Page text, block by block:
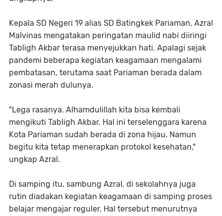
Kepala SD Negeri 19 alias SD Batingkek Pariaman, Azral
Malvinas mengatakan peringatan maulid nabi diiringi
Tabligh Akbar terasa menyejukkan hati. Apalagi sejak
pandemi beberapa kegiatan keagamaan mengalami
pembatasan, terutama saat Pariaman berada dalam
zonasi merah dulunya.
"Lega rasanya. Alhamdulillah kita bisa kembali
mengikuti Tabligh Akbar. Hal ini terselenggara karena
Kota Pariaman sudah berada di zona hijau. Namun
begitu kita tetap menerapkan protokol kesehatan,"
ungkap Azral.
Di samping itu, sambung Azral, di sekolahnya juga
rutin diadakan kegiatan keagamaan di samping proses
belajar mengajar reguler. Hal tersebut menurutnya